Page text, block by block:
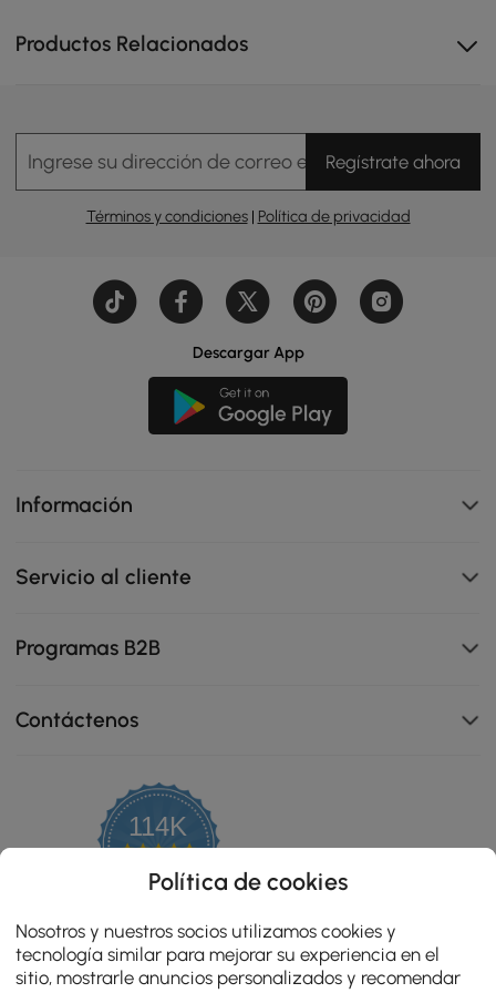
seguridad y un aspecto refinado.
Incluye un cajón con forma de adorno vintage que
Productos Relacionados
Ingrese su dirección de correo electrónicoRegístrate ahora
Términos y condiciones| Política de privacidad
Descargar App
Información
Servicio al cliente
Programas B2B
Contáctenos
114K
4.8
star
rating
OPINIONES CERTIFICADAS
Política de cookies
Nosotros y nuestros socios utilizamos cookies y
tecnología similar para mejorar su experiencia en el
sitio, mostrarle anuncios personalizados y recomendar